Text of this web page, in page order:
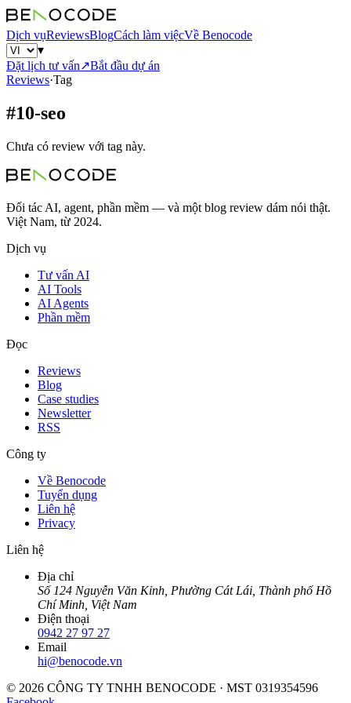
Dịch vụReviewsBlogCách làm việcVề Benocode
▾
Đặt lịch tư vấn↗Bắt đầu dự án
Reviews·Tag
#10-seo
Chưa có review với tag này.
Đối tác AI, agent, phần mềm — và một blog review dám nói thật.
Việt Nam, từ 2024.
Dịch vụ
Tư vấn AI
AI Tools
AI Agents
Phần mềm
Đọc
Reviews
Blog
Case studies
Newsletter
RSS
Công ty
Về Benocode
Tuyển dụng
Liên hệ
Privacy
Liên hệ
Địa chỉ
Số 124 Nguyễn Văn Kỉnh, Phường Cát Lái, Thành phố Hồ
Chí Minh, Việt Nam
Điện thoại
0942 27 97 27
Email
hi@benocode.vn
© 2026 CÔNG TY TNHH BENOCODE · MST 0319354596